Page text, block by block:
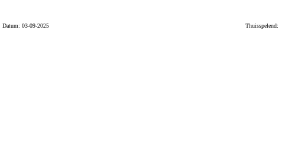
Datum: 03-09-2025 Thuisspelend: